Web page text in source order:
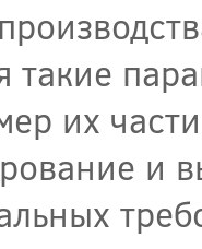
такие
их
и